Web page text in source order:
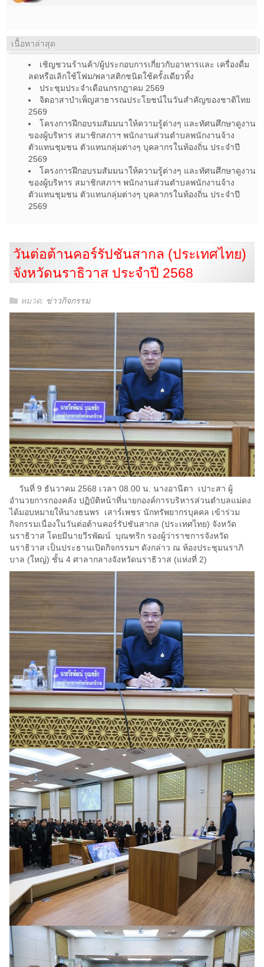
เนื้อหาล่าสุด
เชิญชวนร้านค้า/ผู้ประกอบการเกี่ยวกับอาหารและ เครื่องดื่ม
ลดหรือเลิกใช้โฟม/พลาสติกชนิดใช้ครั้งเดียวทิ้ง
ประชุมประจำเดือนกรกฎาคม 2569
จิตอาสาบำเพ็ญสาธารณประโยชน์ในวันสำคัญของชาติไทย
2569
โครงการฝึกอบรมสัมมนาให้ความรู้ต่างๆ และทัศนศึกษาดูงาน
ของผู้บริหาร สมาชิกสภาฯ พนักงานส่วนตำบลพนักงานจ้าง
ตัวแทนชุมชน ตัวแทนกลุ่มต่างๆ บุคลากรในท้องถิ่น ประจำปี
2569
โครงการฝึกอบรมสัมมนาให้ความรู้ต่างๆ และทัศนศึกษาดูงาน
ของผู้บริหาร สมาชิกสภาฯ พนักงานส่วนตำบลพนักงานจ้าง
ตัวแทนชุมชน ตัวแทนกลุ่มต่างๆ บุคลากรในท้องถิ่น ประจำปี
2569
วันต่อต้านคอร์รัปชันสากล (ประเทศไทย)
จังหวัดนราธิวาส ประจำปี 2568
หมวด: ข่าวกิจกรรม
วันที่ 9 ธันวาคม 2568 เวลา 08.00 น. นางอานีตา เปาะสา ผู้
อำนวยการกองคลัง ปฏิบัติหน้าที่นายกองค์การบริหารส่วนตำบลแม่ดง
ได้มอบหมายให้นางธนพร เสาร์เพชร นักทรัพยากรบุคคล เข้าร่วม
กิจกรรมเนื่องในวันต่อต้านคอร์รัปชันสากล (ประเทศไทย) จังหวัด
นราธิวาส โดยมีนายวีรพัฒน์ บุณฑริก รองผู้ว่าราชการจังหวัด
นราธิวาส เป็นประธานเปิดกิจกรรมฯ ดังกล่าว ณ ห้องประชุมนราภิ
บาล (ใหญ่) ชั้น 4 ศาลากลางจังหวัดนราธิวาส (แห่งที่ 2)